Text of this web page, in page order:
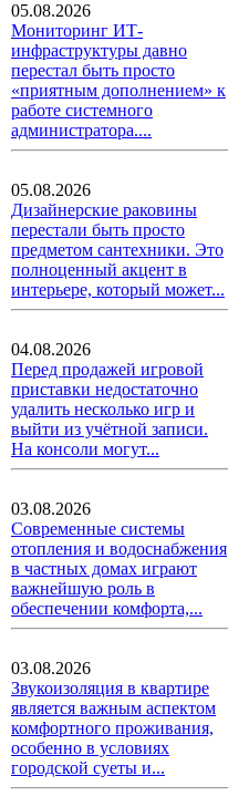
05.08.2026
Мониторинг ИТ-
инфраструктуры давно
перестал быть просто
«приятным дополнением» к
работе системного
администратора....
05.08.2026
Дизайнерские раковины
перестали быть просто
предметом сантехники. Это
полноценный акцент в
интерьере, который может...
04.08.2026
Перед продажей игровой
приставки недостаточно
удалить несколько игр и
выйти из учётной записи.
На консоли могут...
03.08.2026
Современные системы
отопления и водоснабжения
в частных домах играют
важнейшую роль в
обеспечении комфорта,...
03.08.2026
Звукоизоляция в квартире
является важным аспектом
комфортного проживания,
особенно в условиях
городской суеты и...